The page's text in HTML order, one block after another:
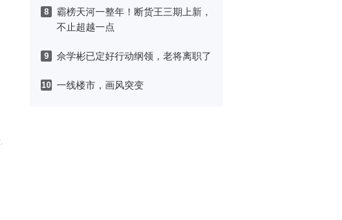
8
霸榜天河一整年！断货王三期上新，
不止超越一点
9 佘学彬已定好行动纲领，老将离职了
10 一线楼市，画风突变